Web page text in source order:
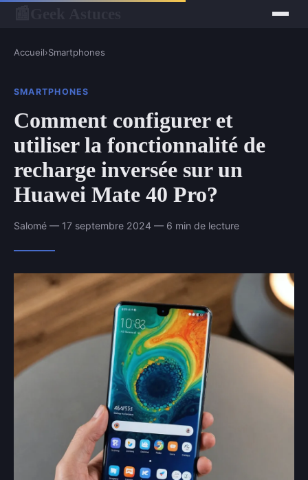
Accueil›Smartphones
SMARTPHONES
Comment configurer et
utiliser la fonctionnalité de
recharge inversée sur un
Huawei Mate 40 Pro?
Salomé — 17 septembre 2024 — 6 min de lecture